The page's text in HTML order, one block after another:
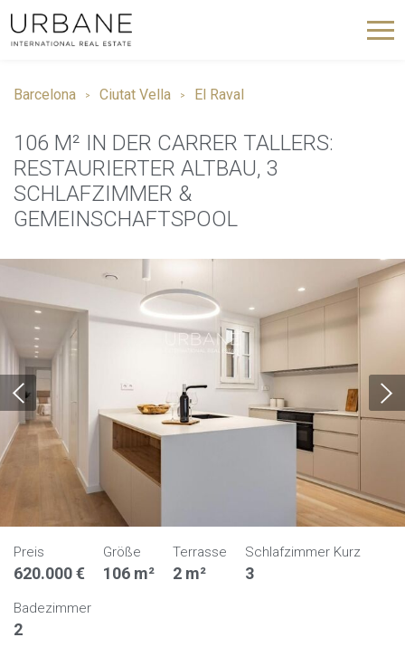
Barcelona Ciutat Vella El Raval
106 M² IN DER CARRER TALLERS:
RESTAURIERTER ALTBAU, 3
SCHLAFZIMMER &
GEMEINSCHAFTSPOOL
Preis
620.000 €
Größe
106 m²
Terrasse
2 m²
Schlafzimmer Kurz
3
Badezimmer
2